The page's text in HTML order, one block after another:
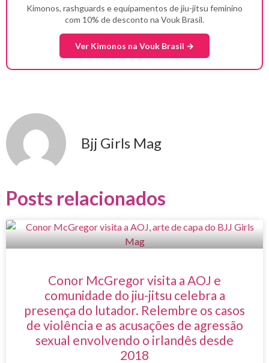
Kimonos, rashguards e equipamentos de jiu-jitsu feminino
com 10% de desconto na Vouk Brasil.
Ver Kimonos na Vouk Brasil →
Bjj Girls Mag
Posts relacionados
Conor McGregor visita a AOJ e
comunidade do jiu-jitsu celebra a
presença do lutador. Relembre os casos
de violência e as acusações de agressão
sexual envolvendo o irlandês desde
2018